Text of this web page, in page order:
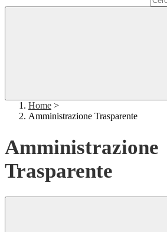
Home >
Amministrazione Trasparente
Amministrazione
Trasparente